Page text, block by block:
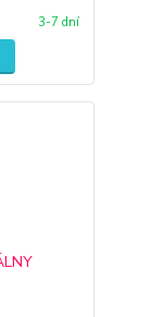
3-7 dní